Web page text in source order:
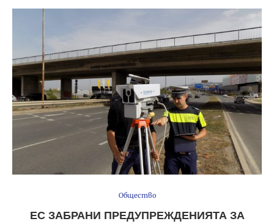
Общество
ЕС ЗАБРАНИ ПРЕДУПРЕЖДЕНИЯТА ЗА